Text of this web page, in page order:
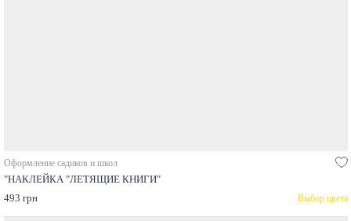
Оформление садиков и школ
"НАКЛЕЙКА "ЛЕТЯЩИЕ КНИГИ"
493 грн
Выбор цвета